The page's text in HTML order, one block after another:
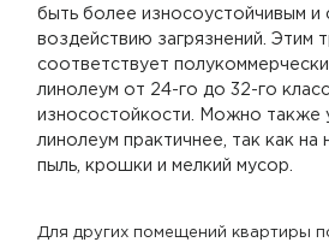
быть более износоустойчивым и
воздействию загрязнений. Этим
соответствует
линолеум от 24-го до 32-го
износостойкости. Можно также
линолеум практичнее, так как на
пыль, крошки и мелкий мусор.
Для других помещений квартиры